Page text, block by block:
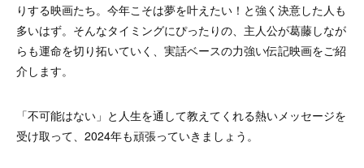
りする映画たち。今年こそは夢を叶えたい！と強く決意した人も
多いはず。そんなタイミングにぴったりの、主人公が葛藤しなが
らも運命を切り拓いていく、実話ベースの力強い伝記映画をご紹
介します。
「不可能はない」と人生を通して教えてくれる熱いメッセージを
受け取って、2024年も頑張っていきましょう。